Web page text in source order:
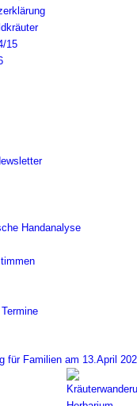
15
Handanalyse
für Familien am 13.April